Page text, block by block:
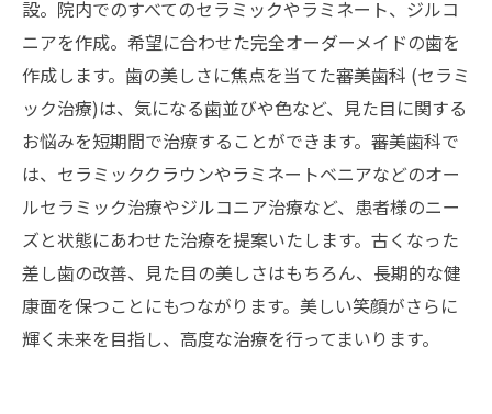
設。院内でのすべてのセラミックやラミネート、ジルコ
ニアを作成。希望に合わせた完全オーダーメイドの歯を
作成します。歯の美しさに焦点を当てた審美歯科 (セラミ
ック治療)は、気になる歯並びや色など、見た目に関する
お悩みを短期間で治療することができます。審美歯科で
は、セラミッククラウンやラミネートベニアなどのオー
ルセラミック治療やジルコニア治療など、患者様のニー
ズと状態にあわせた治療を提案いたします。古くなった
差し歯の改善、見た目の美しさはもちろん、長期的な健
康面を保つことにもつながります。美しい笑顔がさらに
輝く未来を目指し、高度な治療を行ってまいります。